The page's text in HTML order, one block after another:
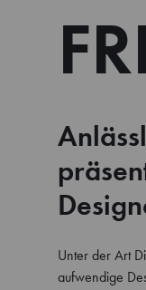
Unter der Art
aufwendige